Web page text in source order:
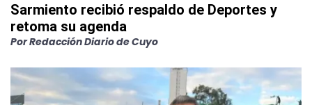
Sarmiento recibió respaldo de Deportes y
retoma su agenda
PorRedacción Diario de Cuyo